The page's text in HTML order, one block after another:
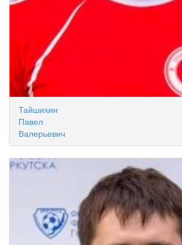
Тайшихин
Павел
Валерьевич